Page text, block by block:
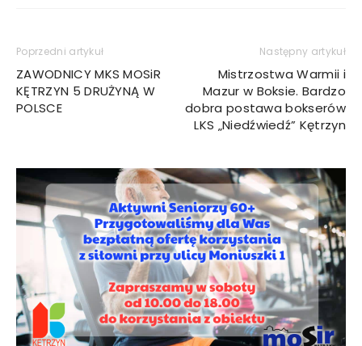
Poprzedni artykuł
ZAWODNICY MKS MOSiR
KĘTRZYN 5 DRUŻYNĄ W
POLSCE
Następny artykuł
Mistrzostwa Warmii i
Mazur w Boksie. Bardzo
dobra postawa bokserów
LKS „Niedźwiedź” Kętrzyn